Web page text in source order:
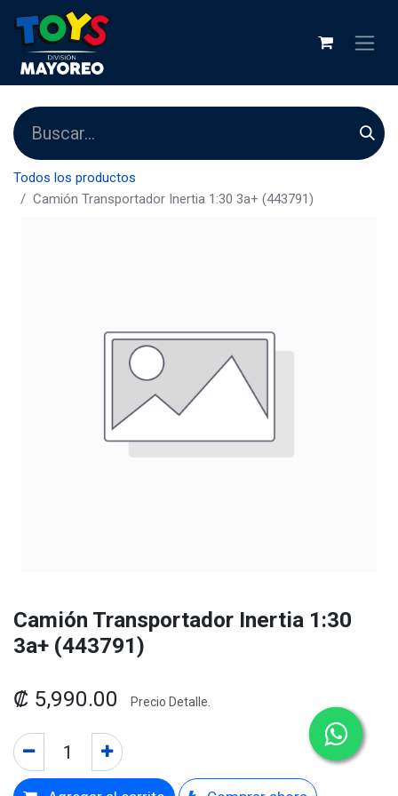
Todos los productos
Camión Transportador Inertia 1:30 3a+ (443791)
Camión Transportador Inertia 1:30
3a+ (443791)
₡ 5,990.00 Precio Detalle.